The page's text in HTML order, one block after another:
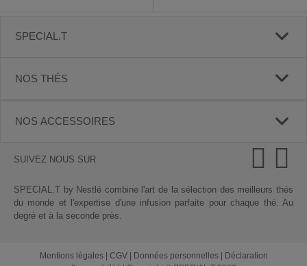
SPECIAL.T
NOS THÉS
NOS ACCESSOIRES
SUIVEZ NOUS SUR
SPECIAL.T by Nestlé combine l'art de la sélection des meilleurs thés
du monde et l'expertise d'une infusion parfaite pour chaque thé. Au
degré et à la seconde près.
Mentions légales| CGV| Données personnelles|
Déclaration